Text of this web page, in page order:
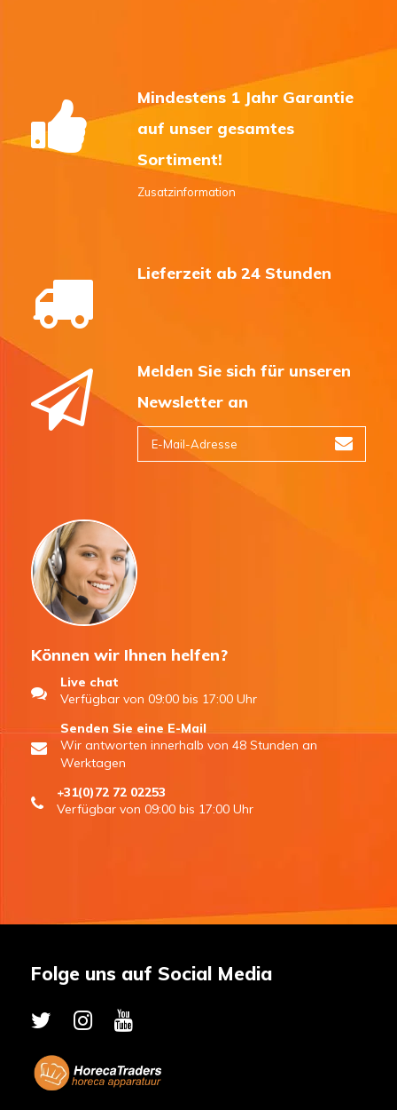
Mindestens 1 Jahr Garantie
auf unser gesamtes
Sortiment!
Zusatzinformation
Lieferzeit ab 24 Stunden
Melden Sie sich für unseren
Newsletter an
Können wir Ihnen helfen?
Live chat
Verfügbar von 09:00 bis 17:00 Uhr
Senden Sie eine E-Mail
Wir antworten innerhalb von 48 Stunden an
Werktagen
+31(0)72 72 02253
Verfügbar von 09:00 bis 17:00 Uhr
Folge uns auf Social Media